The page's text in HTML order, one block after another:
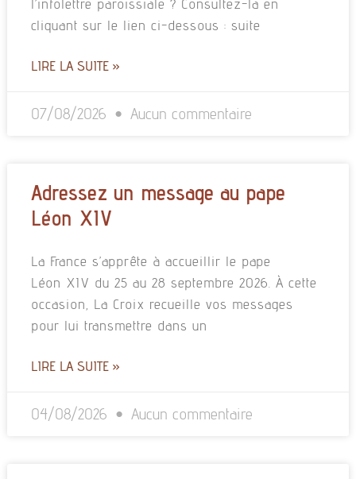
l’infolettre paroissiale ? Consultez-la en
cliquant sur le lien ci-dessous : suite
LIRE LA SUITE »
07/08/2026 Aucun commentaire
Adressez un message au pape
Léon XIV
La France s’apprête à accueillir le pape
Léon XIV du 25 au 28 septembre 2026. À cette
occasion, La Croix recueille vos messages
pour lui transmettre dans un
LIRE LA SUITE »
04/08/2026 Aucun commentaire